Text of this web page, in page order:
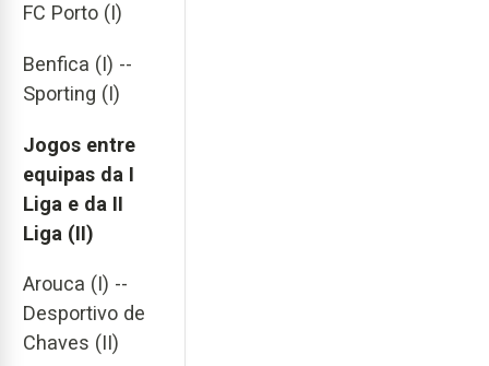
FC Porto (I)
Benfica (I) --
Sporting (I)
Jogos entre
equipas da I
Liga e da II
Liga (II)
Arouca (I) --
Desportivo de
Chaves (II)